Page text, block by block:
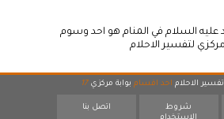
السلام في المنام هو احد وسوم
مركزي لتفسير الاحلام
تفسير الاحلام احد اقسام بوابة مركزي 17
شروط
اتصل بنا